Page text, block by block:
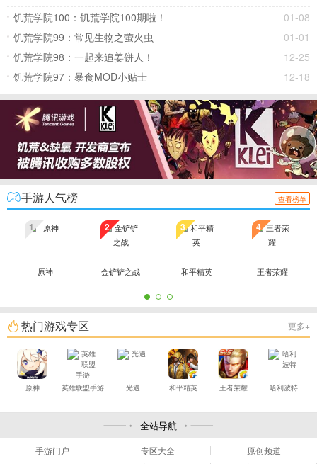
01-08
饥荒学院100：饥荒学院100期啦！
01-01
饥荒学院99：常见生物之萤火虫
12-25
饥荒学院98：一起来追姜饼人！
12-18
饥荒学院97：暴食MOD小贴士
手游人气榜 查看榜单
原神
1
金铲铲之战
2
和平精英
3
王者荣耀
4
热门游戏专区 更多+
原神 英雄联盟手游 光遇 和平精英 王者荣耀 哈利波特
全站导航
手游门户 专区大全
原创频道